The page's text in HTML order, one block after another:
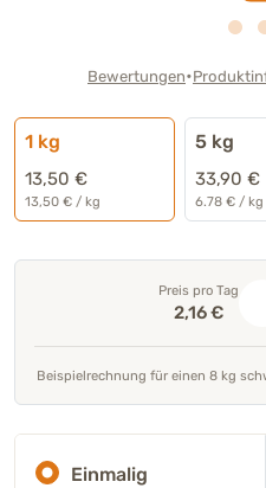
Bewertungen•
1 kg
13,50 €
13,50 € / kg
5 kg
33,90 €
6.78 € / kg
Preis pro Tag
2,16 €
Beispielrechnung für einen 8 kg
Einmalig